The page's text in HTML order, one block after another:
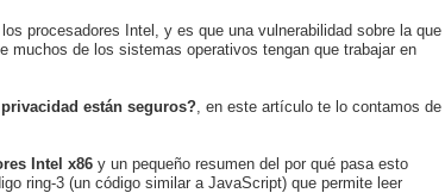
procesadores Intel, y es que una vulnerabilidad sobre la que
muchos de los sistemas operativos tengan que trabajar en
están seguros? , en este artículo te lo contamos de
Intel x86 y un pequeño resumen del por qué pasa esto
ring-3 (un código similar a JavaScript) que permite leer